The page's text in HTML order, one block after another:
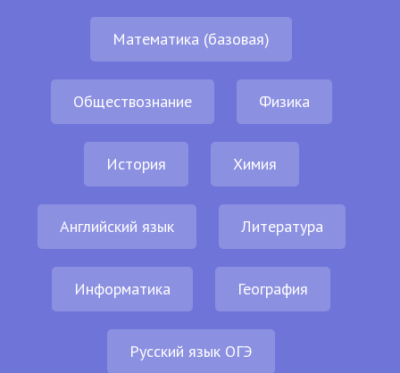
Математика (базовая)
Обществознание Физика
История Химия
Английский язык Литература
Информатика География
Русский язык ОГЭ